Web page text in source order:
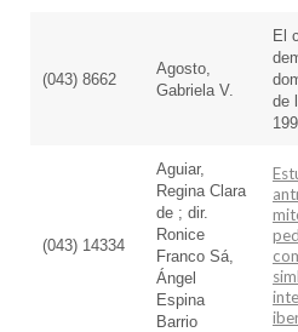
(043) 8662
Agosto,
Gabriela V.
El
de
(043) 14334
Aguiar,
Regina Clara
de ; dir.
Ronice
Franco Sá,
Ángel
Espina
Barrio